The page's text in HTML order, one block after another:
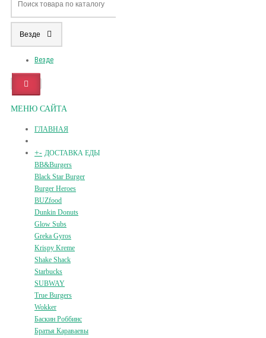
Везде
Везде
МЕНЮ САЙТА
ГЛАВНАЯ
+- ДОСТАВКА ЕДЫ
BB&Burgers
Black Star Burger
Burger Heroes
BUZfood
Dunkin Donuts
Glow Subs
Greka Gyros
Krispy Kreme
Shake Shack
Starbucks
SUBWAY
True Burgers
Wokker
Баскин Роббинс
Братья Караваевы